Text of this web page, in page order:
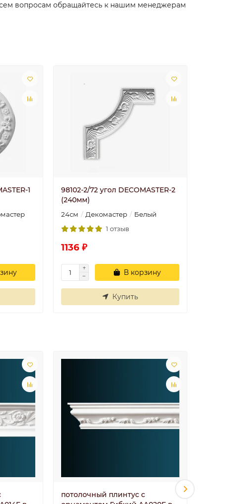
вопросам обращайтесь к нашим менеджерам
1
98102-2/72 угол DECOMASTER-2
(240мм)
24cм Декомастер
Белый
1 отзыв
1136 ₽
В корзину
Купить
потолочный плинтус с